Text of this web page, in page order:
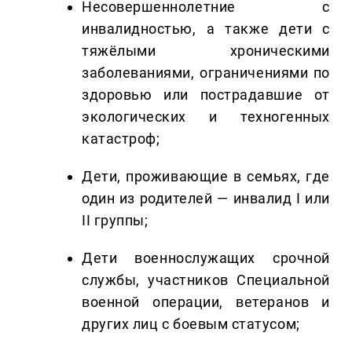
Несовершеннолетние с
инвалидностью, а также дети с
тяжёлыми хроническими
заболеваниями, ограничениями по
здоровью или пострадавшие от
экологических и техногенных
катастроф;
Дети, проживающие в семьях, где
один из родителей — инвалид I или
II группы;
Дети военнослужащих срочной
службы, участников Специальной
военной операции, ветеранов и
других лиц с боевым статусом;